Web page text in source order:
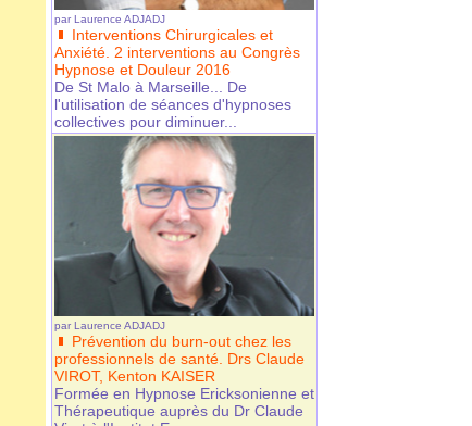
par Laurence ADJADJ
Interventions Chirurgicales et
Anxiété. 2 interventions au Congrès
Hypnose et Douleur 2016
De St Malo à Marseille... De
l'utilisation de séances d'hypnoses
collectives pour diminuer...
par Laurence ADJADJ
Prévention du burn-out chez les
professionnels de santé. Drs Claude
VIROT, Kenton KAISER
Formée en Hypnose Ericksonienne et
Thérapeutique auprès du Dr Claude